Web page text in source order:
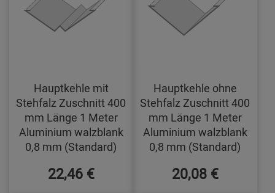
Hauptkehle mit
Stehfalz Zuschnitt 400
mm Länge 1 Meter
Aluminium walzblank
0,8 mm (Standard)
22,46 €
Hauptkehle ohne
Stehfalz Zuschnitt 400
mm Länge 1 Meter
Aluminium walzblank
0,8 mm (Standard)
20,08 €